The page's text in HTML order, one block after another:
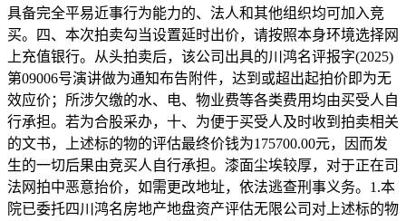
具备完全平易近事行为能力的、法人和其他组织均可加入竞
买。四、本次拍卖勾当设置延时出价，请按照本身环境选择网
上充值银行。从头拍卖后，该公司出具的川鸿名评报字(2025)
第09006号演讲做为通知布告附件，达到或超出起拍价即为无
效应价；所涉欠缴的水、电、物业费等各类费用均由买受人自
行承担。若为合股采办，十、为便于买受人及时收到拍卖相关
的文书，上述标的物的评估最终价钱为175700.00元，因而发
生的一切后果由竞买人自行承担。漆面尘埃较厚，对于正在司
法网拍中恶意抬价，如需更改地址，依法逃查刑事义务。1.本
院已委托四川鸿名房地产地盘资产评估无限公司对上述标的物